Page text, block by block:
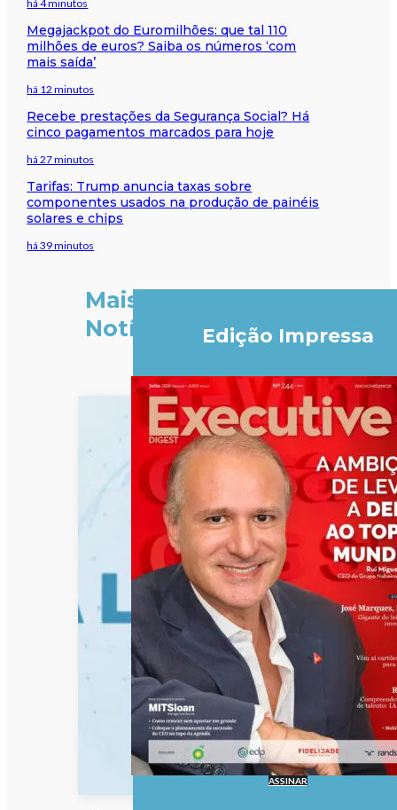
há 4 minutos
Megajackpot do Euromilhões: que tal 110
milhões de euros? Saiba os números ‘com
mais saída’
há 12 minutos
Recebe prestações da Segurança Social? Há
cinco pagamentos marcados para hoje
há 27 minutos
Tarifas: Trump anuncia taxas sobre
componentes usados na produção de painéis
solares e chips
há 39 minutos
Mais
Notícias
Edição Impressa
ASSINAR